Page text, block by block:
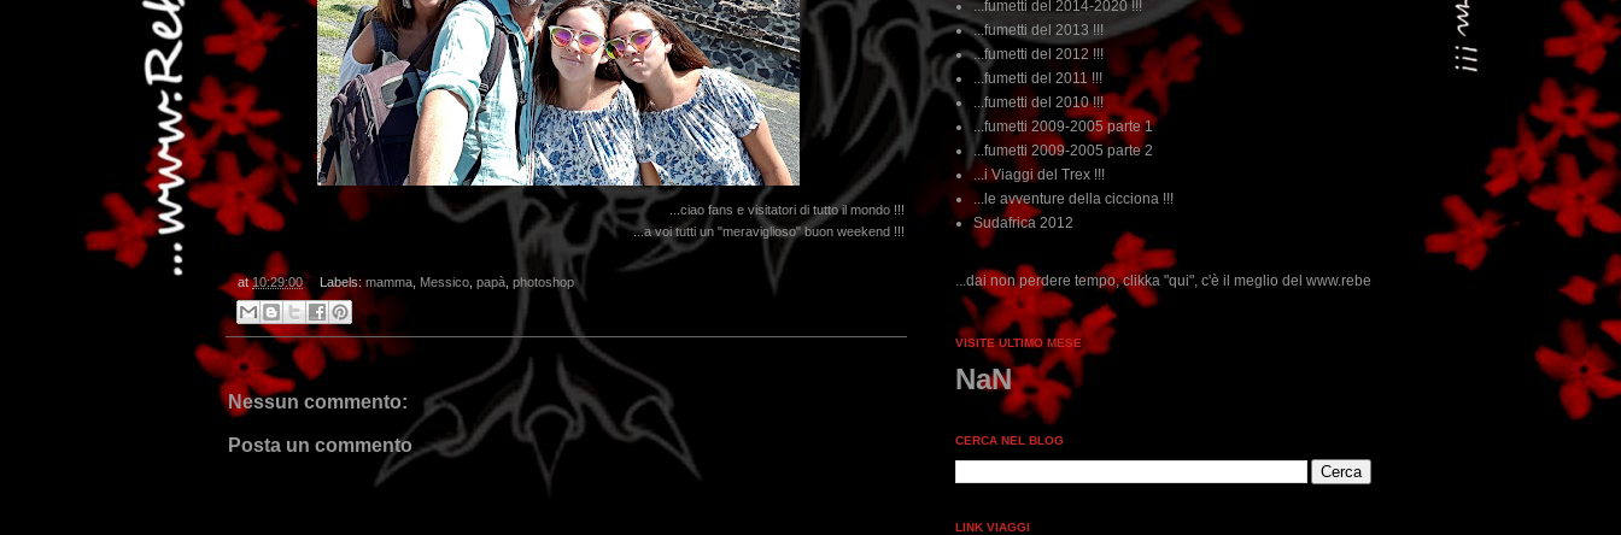
...ciao fans e visitatori di tutto il mondo !!!
...a voi tutti un "meraviglioso" buon weekend !!!
at10:29:00 Labels:mamma, Messico, papà, photoshop
Nessun commento:
Posta un commento
...fumetti del 2014-2020 !!!
...fumetti del 2013 !!!
...fumetti del 2012 !!!
...fumetti del 2011 !!!
...fumetti del 2010 !!!
...fumetti 2009-2005 parte 1
...fumetti 2009-2005 parte 2
...i Viaggi del Trex !!!
...le avventure della cicciona !!!
Sudafrica 2012
...dai non perdere tempo, clikka "qui", c'è il meglio del www.rebeccatrex.com
VISITE ULTIMO MESE
NaN
CERCA NEL BLOG
LINK VIAGGI